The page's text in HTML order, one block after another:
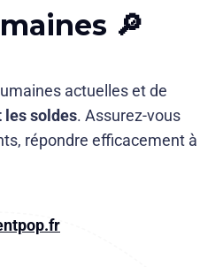
🔎
actuelles et de
les soldes. Assurez-vous
répondre efficacement à